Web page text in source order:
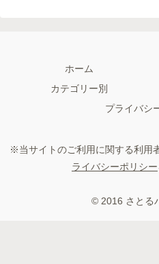
ホーム
カテゴリー別
プライバシ
※当サイトのご利用に関する利用
ライバシーポリシー
© 2016 さとる